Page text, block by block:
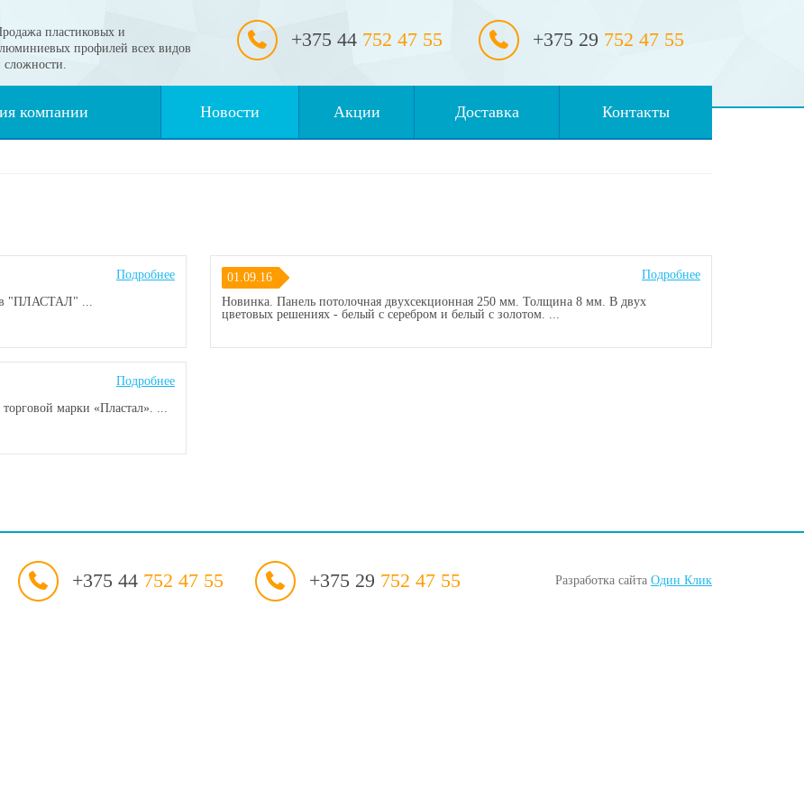
+375 44 752 47 55 +375 29 752 47 55
пластиковых и
профилей всех видов
сложности.
компании Новости Акции Доставка Контакты
Подробнее
"ПЛАСТАЛ" ...
01.09.16
Подробнее
Новинка. Панель потолочная двухсекционная 250 мм. Толщина 8 мм. В двух
цветовых решениях - белый с серебром и белый с золотом. ...
Подробнее
марки «Пластал». ...
Разработка сайта Один Клик
+375 44 752 47 55 +375 29 752 47 55